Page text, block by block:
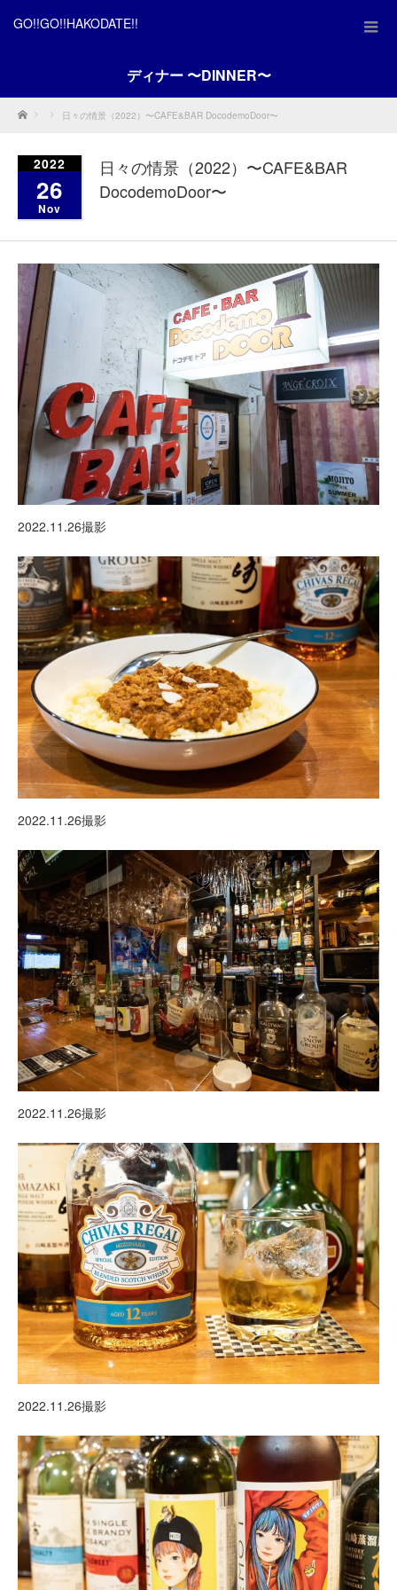
GO!!GO!!HAKODATE!!
ディナー 〜DINNER〜
Home 日々の情景（2022）〜CAFE&BAR DocodemoDoor〜
2022
26
Nov
日々の情景（2022）〜CAFE&BAR
DocodemoDoor〜
2022.11.26撮影
2022.11.26撮影
2022.11.26撮影
2022.11.26撮影